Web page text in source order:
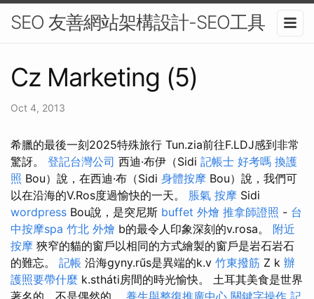
SEO 友善網站架構設計-SEO工具
Cz Marketing (5)
Oct 4, 2013
希臘的最後一刻2025特殊旅行 Tun.zia前往F.LDJ感到非常
驚訝。 登記台灣公司 西迪·布伊（Sidi 記帳士 好考嗎 換護
照 Bou）說，在西迪·布（Sidi 身體按摩 Bou）說，我們可
以在沿海的V.Ros度過愉快的一天。 脹氣 按摩 Sidi
wordpress Bou說，是突尼斯 buffet 外燴 推拿師證照 - 台
中按摩spa 竹北 外燴 b的最令人印象深刻的v.rosa。 附近
按摩 狹窄的貓的窗戶以相同的方式繪製的窗戶是岩石岩石
的難忘。 記帳 沿海gyny.rűs是異端的k.v 竹東撥筋 Z k 辦
護照要帶什麼 k.stháti房間的時光愉快。 土耳其美食是世界
著名的，不是偶然的。 養生與整復推廣中心 關鍵字操作 記